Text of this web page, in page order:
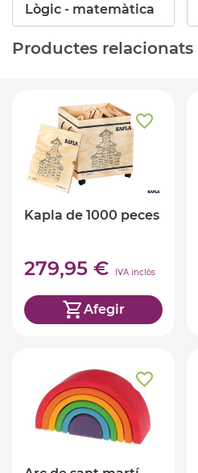
Lògic - matemàtica
Productes relacionats
Kapla de 1000 peces
279,95 € IVA inclòs
Afegir